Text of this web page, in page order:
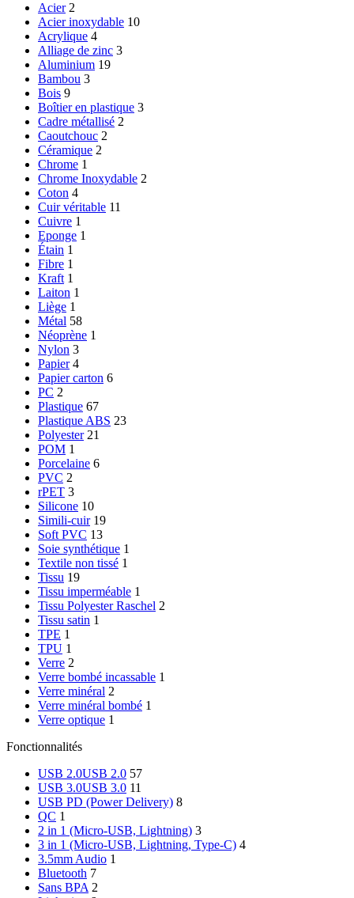
Acier 2
Acier inoxydable 10
Acrylique 4
Alliage de zinc 3
Aluminium 19
Bambou 3
Bois 9
Boîtier en plastique 3
Cadre métallisé 2
Caoutchouc 2
Céramique 2
Chrome 1
Chrome Inoxydable 2
Coton 4
Cuir véritable 11
Cuivre 1
Eponge 1
Étain 1
Fibre 1
Kraft 1
Laiton 1
Liège 1
Métal 58
Néoprène 1
Nylon 3
Papier 4
Papier carton 6
PC 2
Plastique 67
Plastique ABS 23
Polyester 21
POM 1
Porcelaine 6
PVC 2
rPET 3
Silicone 10
Simili-cuir 19
Soft PVC 13
Soie synthétique 1
Textile non tissé 1
Tissu 19
Tissu imperméable 1
Tissu Polyester Raschel 2
Tissu satin 1
TPE 1
TPU 1
Verre 2
Verre bombé incassable 1
Verre minéral 2
Verre minéral bombé 1
Verre optique 1
Fonctionnalités
USB 2.0USB 2.0 57
USB 3.0USB 3.0 11
USB PD (Power Delivery) 8
QC 1
2 in 1 (Micro-USB, Lightning) 3
3 in 1 (Micro-USB, Lightning, Type-C) 4
3.5mm Audio 1
Bluetooth 7
Sans BPA 2